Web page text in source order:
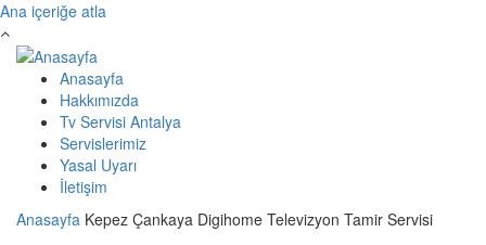
Ana içeriğe atla
Anasayfa
Hakkımızda
Tv Servisi Antalya
Servislerimiz
Yasal Uyarı
İletişim
Anasayfa Kepez Çankaya Digihome Televizyon Tamir Servisi